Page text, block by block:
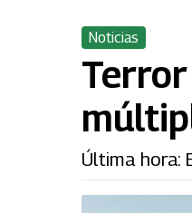
Noticias
Última hora: